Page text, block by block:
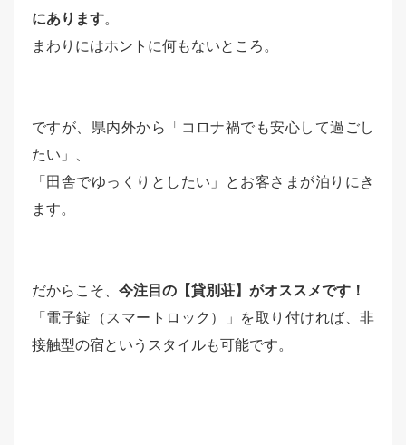
にあります。
まわりにはホントに何もないところ。
ですが、県内外から
「コロナ禍でも安心して過ごし
たい」、
「田舎でゆっくりとしたい」
とお客さまが泊りにき
ます。
だからこそ、 今注目の【貸別荘】がオススメです！
「電子錠（スマートロック）」を取り付ければ、非
接触型の宿というスタイルも可能です。